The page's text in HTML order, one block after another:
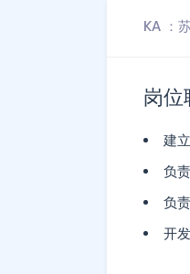
KA ：
岗位
建
负
负
开